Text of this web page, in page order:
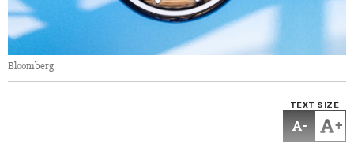
Bloomberg
TEXT SIZE
- +